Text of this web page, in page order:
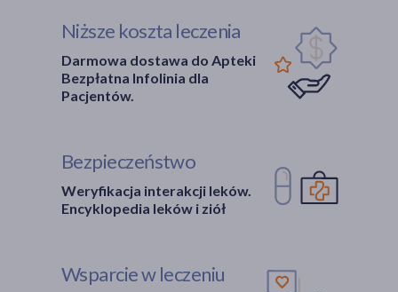
Niższe koszta leczenia
Darmowa dostawa do Apteki
Bezpłatna Infolinia dla
Pacjentów.
Bezpieczeństwo
Weryfikacja interakcji leków.
Encyklopedia leków i ziół
Wsparcie w leczeniu